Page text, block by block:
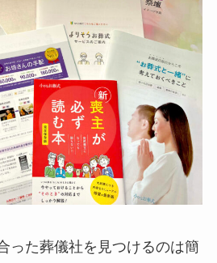
った葬儀社を見つけるのは簡